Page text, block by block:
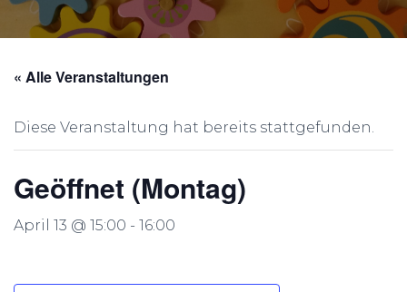
S
C
« Alle Veranstaltungen
Diese Veranstaltung hat bereits stattgefunden.
Geöffnet (Montag)
April 13 @ 15:00 - 16:00